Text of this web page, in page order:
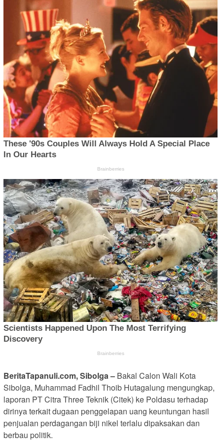
BeritaTapanuli.com, Sibolga – Bakal Calon Wali Kota
Sibolga, Muhammad Fadhil Thoib Hutagalung mengungkap,
laporan PT Citra Three Teknik (Citek) ke Poldasu terhadap
dirinya terkait dugaan penggelapan uang keuntungan hasil
penjualan perdagangan biji nikel terlalu dipaksakan dan
berbau politik.